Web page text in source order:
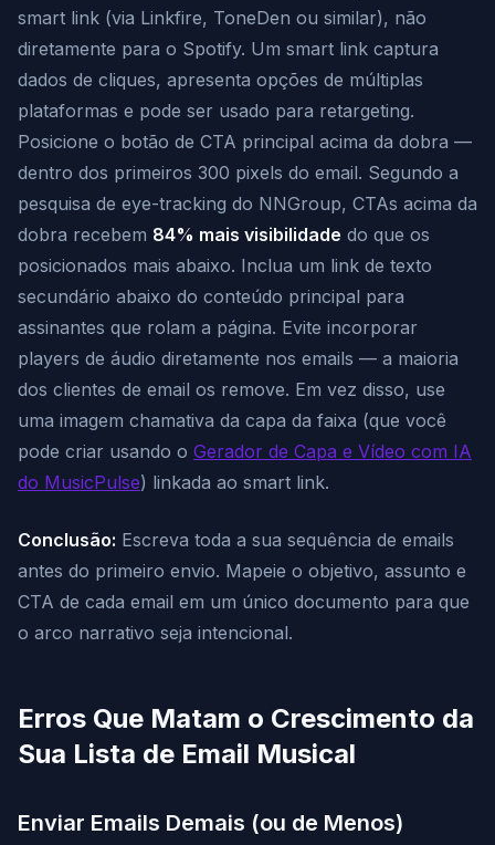
smart link (via Linkfire, ToneDen ou similar), não
diretamente para o Spotify. Um smart link captura
dados de cliques, apresenta opções de múltiplas
plataformas e pode ser usado para retargeting.
Posicione o botão de CTA principal acima da dobra —
dentro dos primeiros 300 pixels do email. Segundo a
pesquisa de eye-tracking do NNGroup, CTAs acima da
dobra recebem 84% mais visibilidade do que os
posicionados mais abaixo. Inclua um link de texto
secundário abaixo do conteúdo principal para
assinantes que rolam a página. Evite incorporar
players de áudio diretamente nos emails — a maioria
dos clientes de email os remove. Em vez disso, use
uma imagem chamativa da capa da faixa (que você
pode criar usando o Gerador de Capa e Vídeo com IA
do MusicPulse) linkada ao smart link.
Conclusão: Escreva toda a sua sequência de emails
antes do primeiro envio. Mapeie o objetivo, assunto e
CTA de cada email em um único documento para que
o arco narrativo seja intencional.
Erros Que Matam o Crescimento da
Sua Lista de Email Musical
Enviar Emails Demais (ou de Menos)